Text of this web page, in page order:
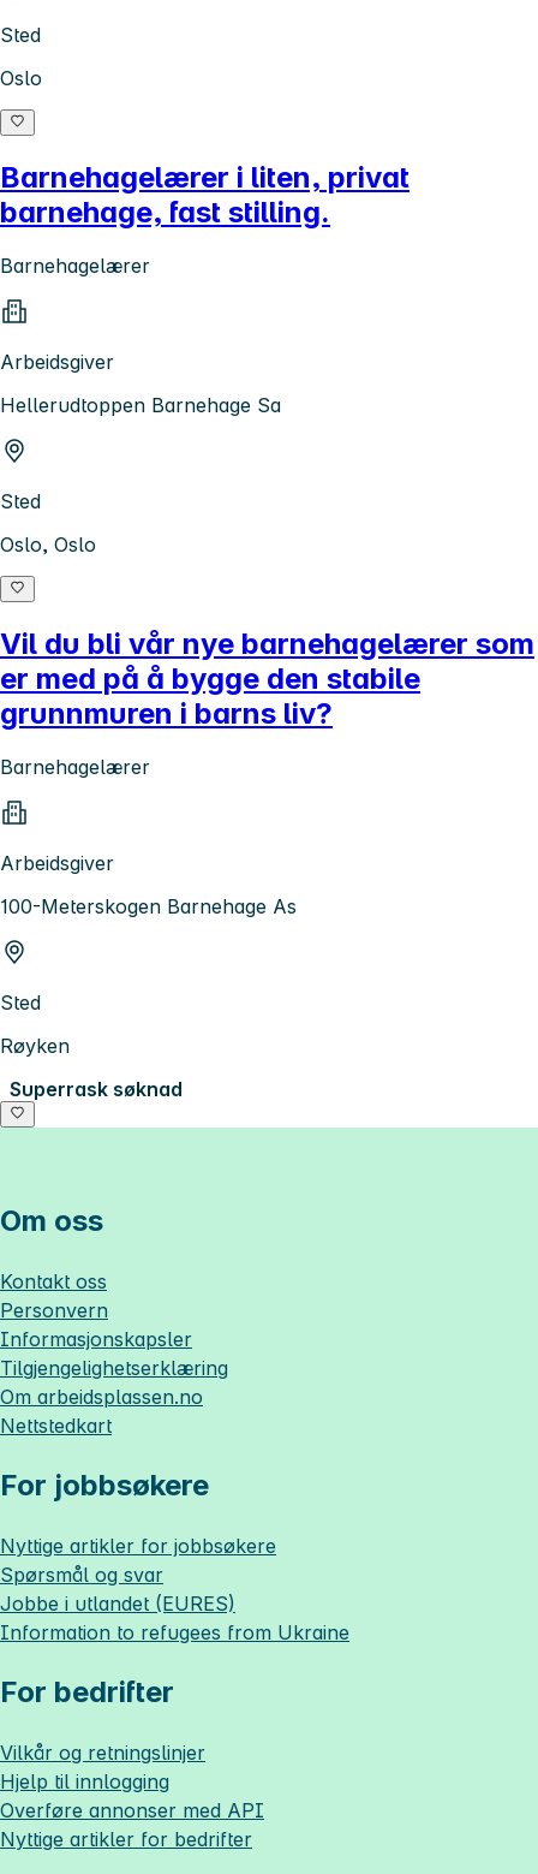
Sted
Oslo
Barnehagelærer i liten, privat
barnehage, fast stilling.
Barnehagelærer
Arbeidsgiver
Hellerudtoppen Barnehage Sa
Sted
Oslo, Oslo
Vil du bli vår nye barnehagelærer som
er med på å bygge den stabile
grunnmuren i barns liv?
Barnehagelærer
Arbeidsgiver
100-Meterskogen Barnehage As
Sted
Røyken
Superrask søknad
Om oss
Kontakt oss
Personvern
Informasjonskapsler
Tilgjengelighetserklæring
Om arbeidsplassen.no
Nettstedkart
For jobbsøkere
Nyttige artikler for jobbsøkere
Spørsmål og svar
Jobbe i utlandet (EURES)
Information to refugees from Ukraine
For bedrifter
Vilkår og retningslinjer
Hjelp til innlogging
Overføre annonser med API
Nyttige artikler for bedrifter